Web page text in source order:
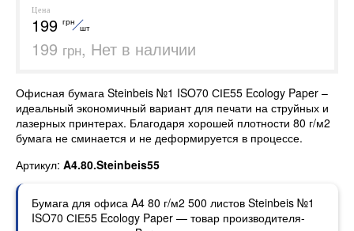
Цена
199 грн
шт
199 грн, Нет в наличии
Офисная бумага Steinbeis №1 ISO70 СІЕ55 Ecology Paper –
идеальный экономичный вариант для печати на струйных и
лазерных принтерах. Благодаря хорошей плотности 80 г/м2
бумага не сминается и не деформируется в процессе.
Артикул: A4.80.Steinbeis55
Бумага для офиса A4 80 г/м2 500 листов Steinbeis №1
ISO70 СІЕ55 Ecology Paper — товар производителя-